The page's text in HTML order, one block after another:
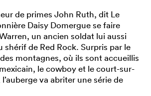
de primes John Ruth, dit Le
Daisy Domergue se faire
un ancien soldat lui aussi
de Red Rock. Surpris par le
montagnes, où ils sont accueillis
le cowboy et le court-sur-
va abriter une série de